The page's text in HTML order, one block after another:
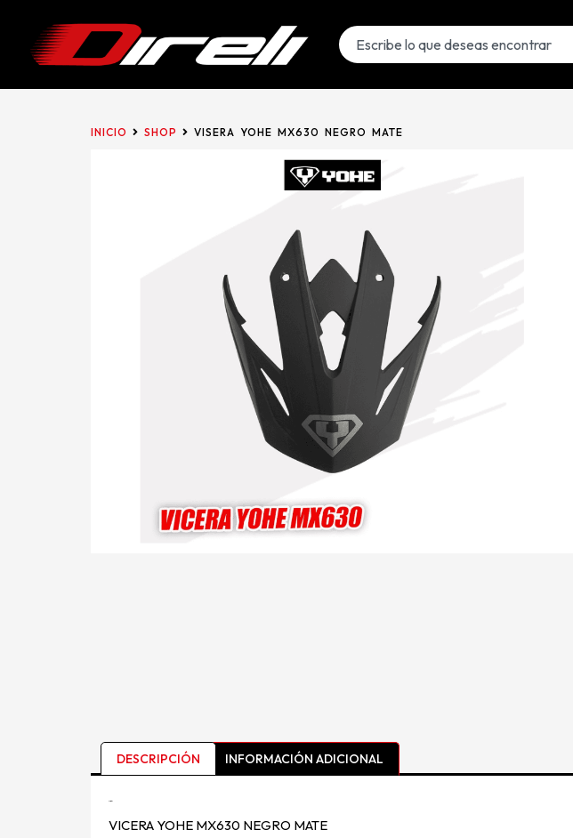
INICIO SHOP VISERA YOHE MX630 NEGRO MATE
DESCRIPCIÓN INFORMACIÓN ADICIONAL
VICERA YOHE MX630 NEGRO MATE